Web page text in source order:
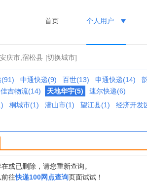
首页 个人用户
庆市,宿松县 [切换城市]
(91) 中通快递(9) 百世(13) 申通快递(14)
佳吉物流(14) 天地华宇(5)
速尔快递(6)
桐城市(1) 潜山市(1) 望江县(1)
经济开发
或已删除，请您重新查询。
前往快递100网点查询页面试试！